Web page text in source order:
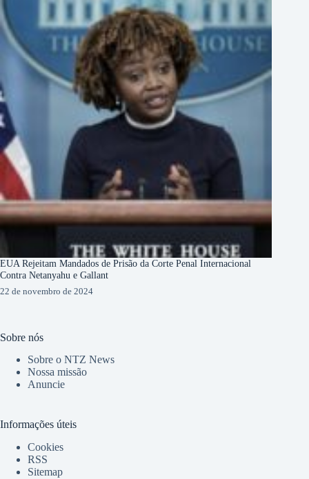
EUA Rejeitam Mandados de Prisão da Corte Penal Internacional
Contra Netanyahu e Gallant
22 de novembro de 2024
Sobre nós
Sobre o NTZ News
Nossa missão
Anuncie
Informações úteis
Cookies
RSS
Sitemap